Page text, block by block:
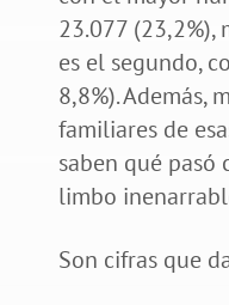
23.077 (23,2%),
es el segundo,
8,8%). Además,
familiares de
saben qué pasó
limbo
Son cifras que